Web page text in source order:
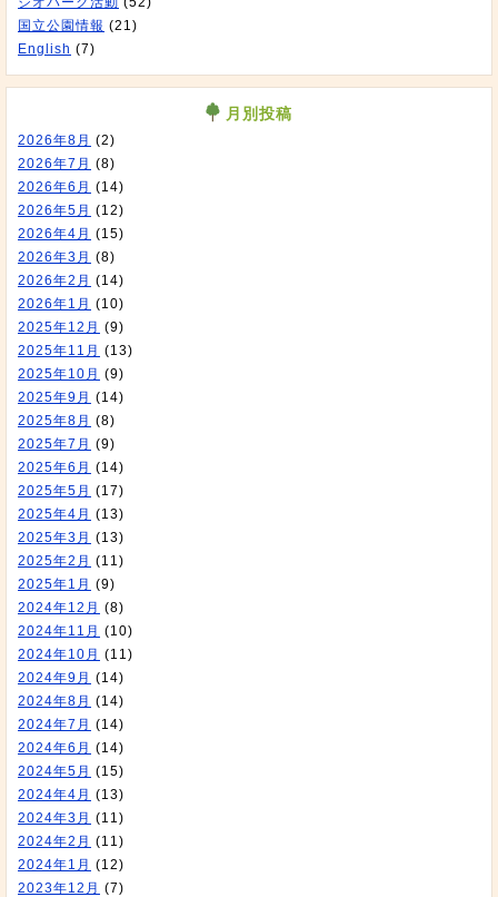
国立公園情報 (21)
English (7)
月別投稿
2026年8月 (2)
2026年7月 (8)
2026年6月 (14)
2026年5月 (12)
2026年4月 (15)
2026年3月 (8)
2026年2月 (14)
2026年1月 (10)
2025年12月 (9)
2025年11月 (13)
2025年10月 (9)
2025年9月 (14)
2025年8月 (8)
2025年7月 (9)
2025年6月 (14)
2025年5月 (17)
2025年4月 (13)
2025年3月 (13)
2025年2月 (11)
2025年1月 (9)
2024年12月 (8)
2024年11月 (10)
2024年10月 (11)
2024年9月 (14)
2024年8月 (14)
2024年7月 (14)
2024年6月 (14)
2024年5月 (15)
2024年4月 (13)
2024年3月 (11)
2024年2月 (11)
2024年1月 (12)
2023年12月 (7)